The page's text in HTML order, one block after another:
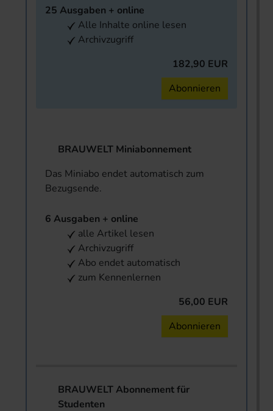
25 Ausgaben + online
Alle Inhalte online lesen
Archivzugriff
182,90 EUR
Abonnieren
BRAUWELT Miniabonnement
Das Miniabo endet automatisch zum
Bezugsende.
6 Ausgaben + online
alle Artikel lesen
Archivzugriff
Abo endet automatisch
zum Kennenlernen
56,00 EUR
Abonnieren
BRAUWELT Abonnement für
Studenten